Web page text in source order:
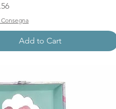
Add to Cart